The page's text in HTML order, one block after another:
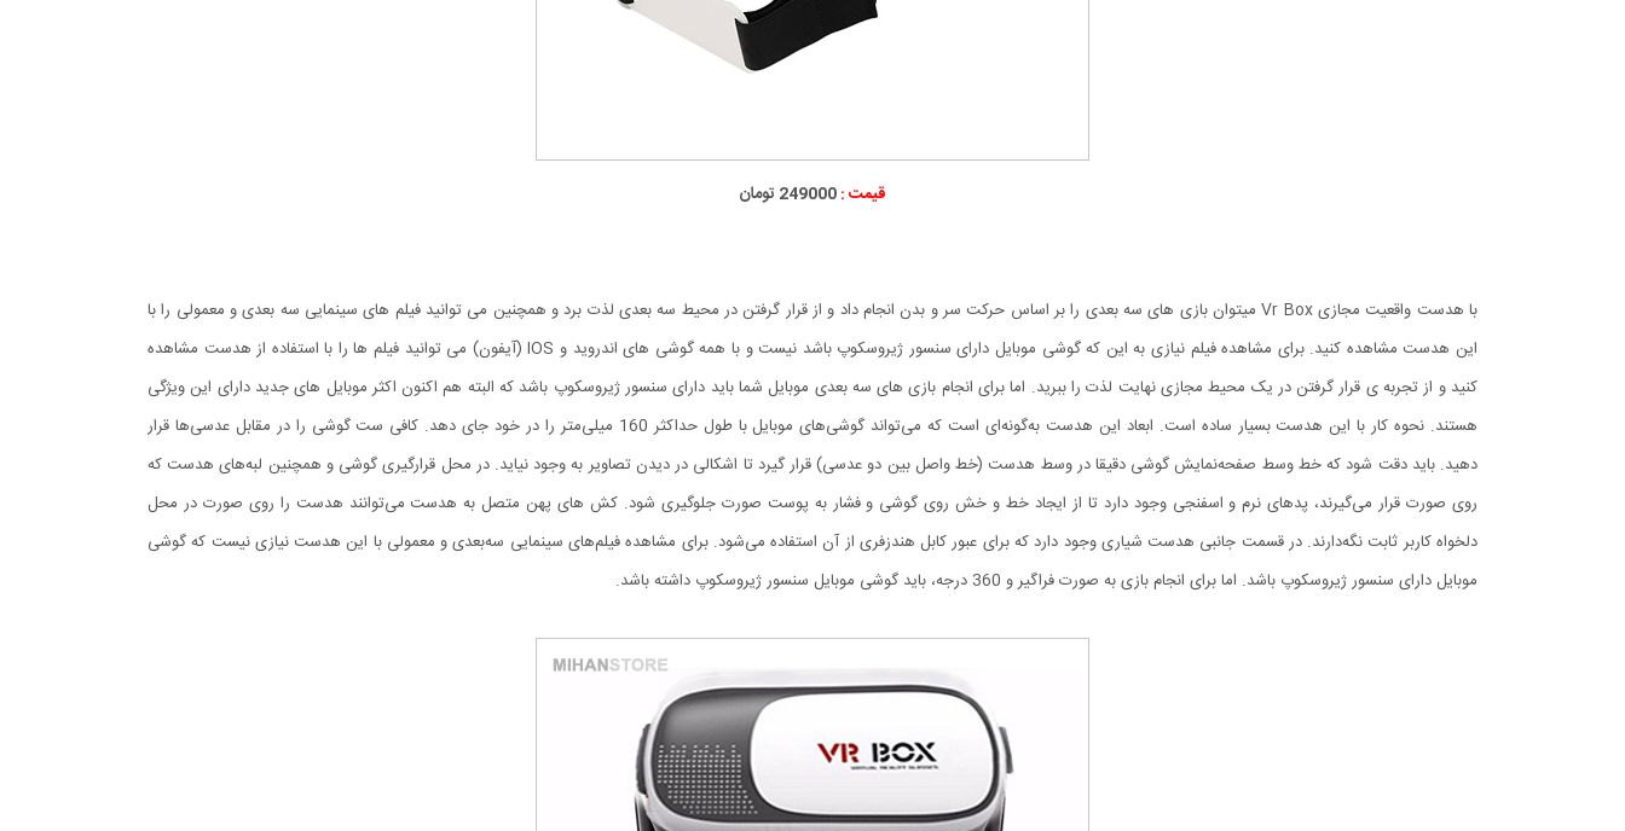
قیمت :249000 تومان
با هدست واقعیت مجازی Vr Box میتوان بازی های سه بعدی را بر اساس حرکت سر و بدن انجام داد و از قرار گرفتن در محیط سه بعدی لذت برد و همچنین می توانید فیلم های سینمایی سه بعدی و معمولی را با
این هدست مشاهده کنید. برای مشاهده فیلم نیازی به این که گوشی موبایل دارای سنسور ژیروسکوپ باشد نیست و با همه گوشی های اندروید و IOS (آیفون) می توانید فیلم ها را با استفاده از هدست مشاهده
کنید و از تجربه ی قرار گرفتن در یک محیط مجازی نهایت لذت را ببرید. اما برای انجام بازی های سه بعدی موبایل شما باید دارای سنسور ژیروسکوپ باشد که البته هم اکنون اکثر موبایل های جدید دارای این ویژگی
هستند. نحوه کار با این هدست بسیار ساده است. ابعاد این هدست به‌گونه‌ای است که می‌تواند گوشی‌های موبایل با طول حداکثر 160 میلی‌متر را در خود جای دهد. کافی ست گوشی را در مقابل عدسی‌ها قرار
دهید. باید دقت شود که خط وسط صفحه‌نمایش گوشی دقیقا در وسط هدست (خط واصل بین دو عدسی) قرار گیرد تا اشکالی در دیدن تصاویر به وجود نیاید. در محل قرارگیری گوشی و همچنین لبه‌های هدست که
روی صورت قرار می‌گیرند، پدهای نرم و اسفنجی وجود دارد تا از ایجاد خط و خش روی گوشی و فشار به پوست صورت جلوگیری شود. کش های پهن متصل به هدست می‌توانند هدست را روی صورت در محل
دلخواه کاربر ثابت نگه‌دارند. در قسمت جانبی هدست شیاری وجود دارد که برای عبور کابل هندزفری از آن استفاده می‌شود. برای مشاهده فیلم‌های سینمایی سه‌بعدی و معمولی با این هدست نیازی نیست که گوشی
موبایل دارای سنسور ژیروسکوپ باشد. اما برای انجام بازی به صورت فراگیر و 360 درجه، باید گوشی موبایل سنسور ژیروسکوپ داشته باشد.